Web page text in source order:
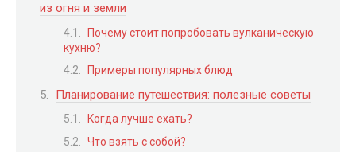
из огня и земли
Почему стоит попробовать вулканическую
кухню?
Примеры популярных блюд
Планирование путешествия: полезные советы
Когда лучше ехать?
Что взять с собой?